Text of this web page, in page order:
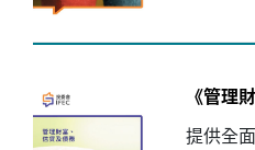
《管理
提供全